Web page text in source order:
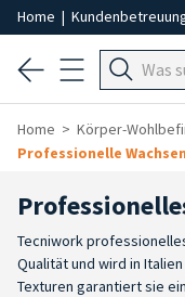
Home |
Home
Körper-
Professionelle
Tecniwork
Qualität und wird in
Texturen garantiert sie